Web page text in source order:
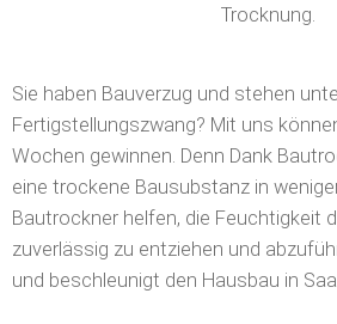
Trocknung.
Sie haben Bauverzug und stehen
Fertigstellungszwang? Mit uns
Wochen gewinnen. Denn Dank
eine trockene Bausubstanz in
Bautrockner helfen, die Feuchtigkeit
zuverlässig zu entziehen und
und beschleunigt den Hausbau in